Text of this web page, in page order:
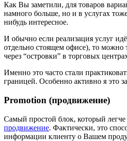
Как Вы заметили, для товаров
намного больше, но и в услугах
нибудь интересное.
И обычно если реализация услуг
отдельно стоящем офисе), то можно
через “островки” в торговых
Именно это часто стали
границей. Особенно активно я это
Promotion (продвижение)
Самый простой блок, который легче
продвижение. Фактически, это
информации клиенту о Вашем